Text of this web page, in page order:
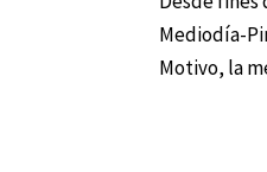
Mediodía-
Motivo, la